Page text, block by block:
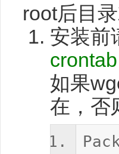
root后目
安装前
crontab
如果
在，否